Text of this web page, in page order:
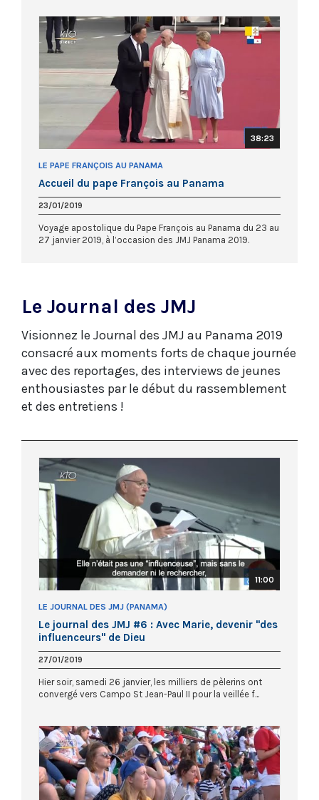
38:23
LE PAPE FRANÇOIS AU PANAMA
Accueil du pape François au Panama
23/01/2019
Voyage apostolique du Pape François au Panama du 23 au
27 janvier 2019, à l’occasion des JMJ Panama 2019.
Le Journal des JMJ
Visionnez le Journal des JMJ au Panama 2019
consacré aux moments forts de chaque journée
avec des reportages, des interviews de jeunes
enthousiastes par le début du rassemblement
et des entretiens !
11:00
LE JOURNAL DES JMJ (PANAMA)
Le journal des JMJ #6 : Avec Marie, devenir "des
influenceurs" de Dieu
27/01/2019
Hier soir, samedi 26 janvier, les milliers de pèlerins ont
convergé vers Campo St Jean-Paul II pour la veillée f...